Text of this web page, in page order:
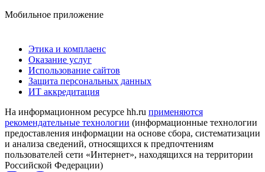
Мобильное приложение
Этика и комплаенс
Оказание услуг
Использование сайтов
Защита персональных данных
ИТ аккредитация
На информационном ресурсе hh.ru применяются
рекомендательные технологии (информационные технологии
предоставления информации на основе сбора, систематизации
и анализа сведений, относящихся к предпочтениям
пользователей сети «Интернет», находящихся на территории
Российской Федерации)